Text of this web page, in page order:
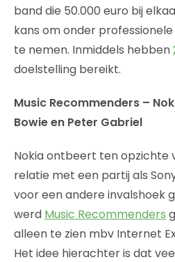
band die 50.000 euro bij
kans om onder
te nemen. Inmiddels hebben
doelstelling bereikt.
Music Recommenders –
Bowie en Peter Gabriel
Nokia ontbeert ten opzichte
relatie met een partij als
voor een andere invalshoek
werd Music Recommenders
alleen te zien mbv Internet
Het idee hierachter is dat